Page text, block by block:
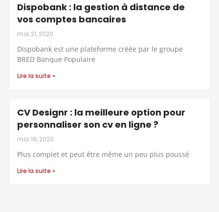
Dispobank : la gestion à distance de
vos comptes bancaires
mai 21, 2020
Dispobank est une plateforme créée par le groupe
BRED Banque Populaire
Lire la suite »
CV Designr : la meilleure option pour
personnaliser son cv en ligne ?
mai 19, 2020
Plus complet et peut être même un peu plus poussé
Lire la suite »